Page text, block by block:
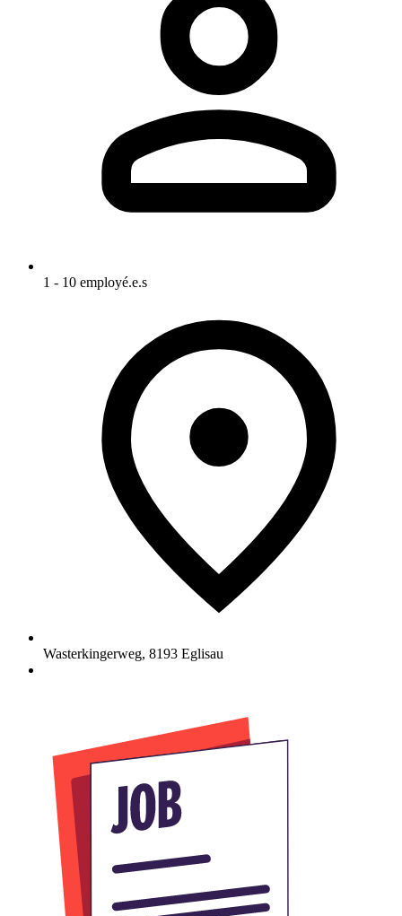
1 - 10 employé.e.s
Wasterkingerweg, 8193 Eglisau